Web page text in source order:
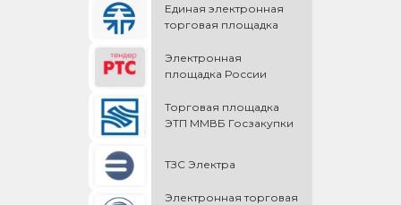
Единая электронная
торговая площадка
Электронная
площадка России
Торговая площадка
ЭТП ММВБ Госзакупки
ТЗС Электра
Электронная торговая